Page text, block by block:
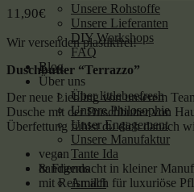
Unsere Rohstoffe
Unsere Lieferanten
DIY Workshops
FAQ
Blog
Über uns
Über littlebeefresh
Unsere Philosophie
Unser Engagement
Unsere Manufaktur
Tante Ida
& Friends
Amalfi
11,90€
Wir versenden plastikfrei!
Duschbutter “Terrazzo”
Der neue Liebling von unserem
Dusche mit der Duschbutter von
Überfettung fühlst du dich danach
vegan
handgemacht in kleiner
mit Reismilch für luxuriöse